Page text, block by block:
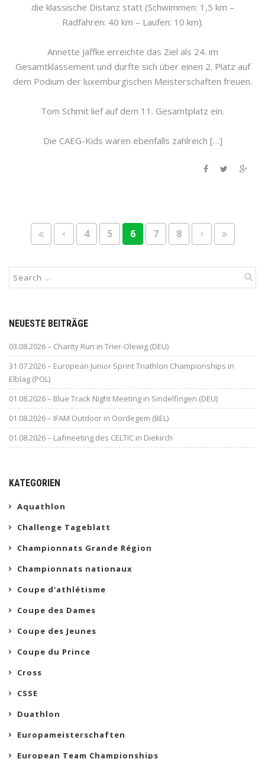
die klassische Distanz statt (Schwimmen: 1,5 km –
Radfahren: 40 km – Laufen: 10 km).
Annette Jaffke erreichte das Ziel als 24. im
Gesamtklassement und durfte sich über einen 2. Platz auf
dem Podium der luxemburgischen Meisterschaften freuen.
Tom Schmit lief auf dem 11. Gesamtplatz ein.
Die CAEG-Kids waren ebenfalls zahlreich […]
4 5 6 7 8
NEUESTE BEITRÄGE
03.08.2026 – Charity Run in Trier-Olewig (DEU)
31.07.2026 – European Junior Sprint Triathlon Championships in
Elblag (POL)
01.08.2026 – Blue Track Night Meeting in Sindelfingen (DEU)
01.08.2026 – IFAM Outdoor in Oordegem (BEL)
01.08.2026 – Lafmeeting des CELTIC in Diekirch
KATEGORIEN
Aquathlon
Challenge Tageblatt
Championnats Grande Région
Championnats nationaux
Coupe d'athlétisme
Coupe des Dames
Coupe des Jeunes
Coupe du Prince
Cross
CSSE
Duathlon
Europameisterschaften
European Team Championships